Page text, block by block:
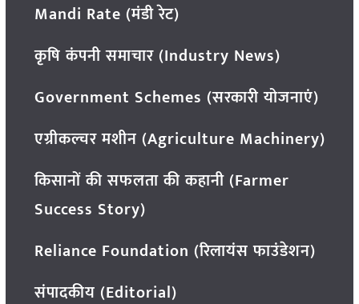
Mandi Rate (मंडी रेट)
कृषि कंपनी समाचार (Industry News)
Government Schemes (सरकारी योजनाएं)
एग्रीकल्चर मशीन (Agriculture Machinery)
किसानों की सफलता की कहानी (Farmer
Success Story)
Reliance Foundation (रिलायंस फाउंडेशन)
संपादकीय (Editorial)